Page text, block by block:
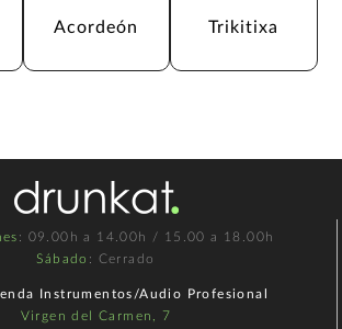
Acordeón Trikitixa
: 09.00h a 14.00h / 15.00 a 18.00h
Sábado : Cerrado
Instrumentos/Audio Profesional
Virgen del Carmen, 7